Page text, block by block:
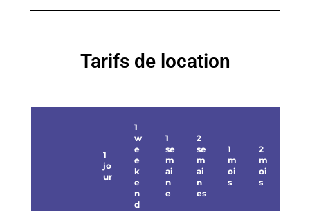
Tarifs de location
1
jo
ur
1
w
e
e
k
e
n
d
1
se
m
ai
n
e
2
se
m
ai
n
es
1
m
oi
s
2
m
oi
s